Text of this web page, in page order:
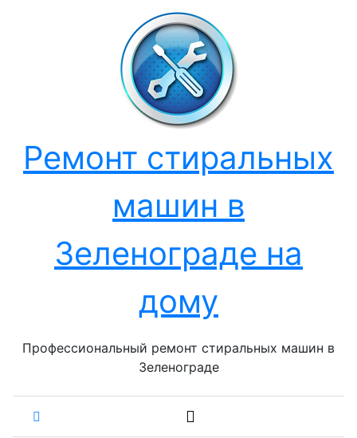
Ремонт стиральных
машин в
Зеленограде на
дому
Профессиональный ремонт стиральных машин в
Зеленограде